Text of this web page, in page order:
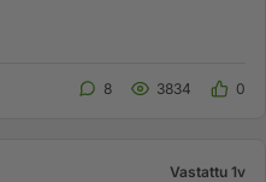
8 3834 0
Vastattu 1v